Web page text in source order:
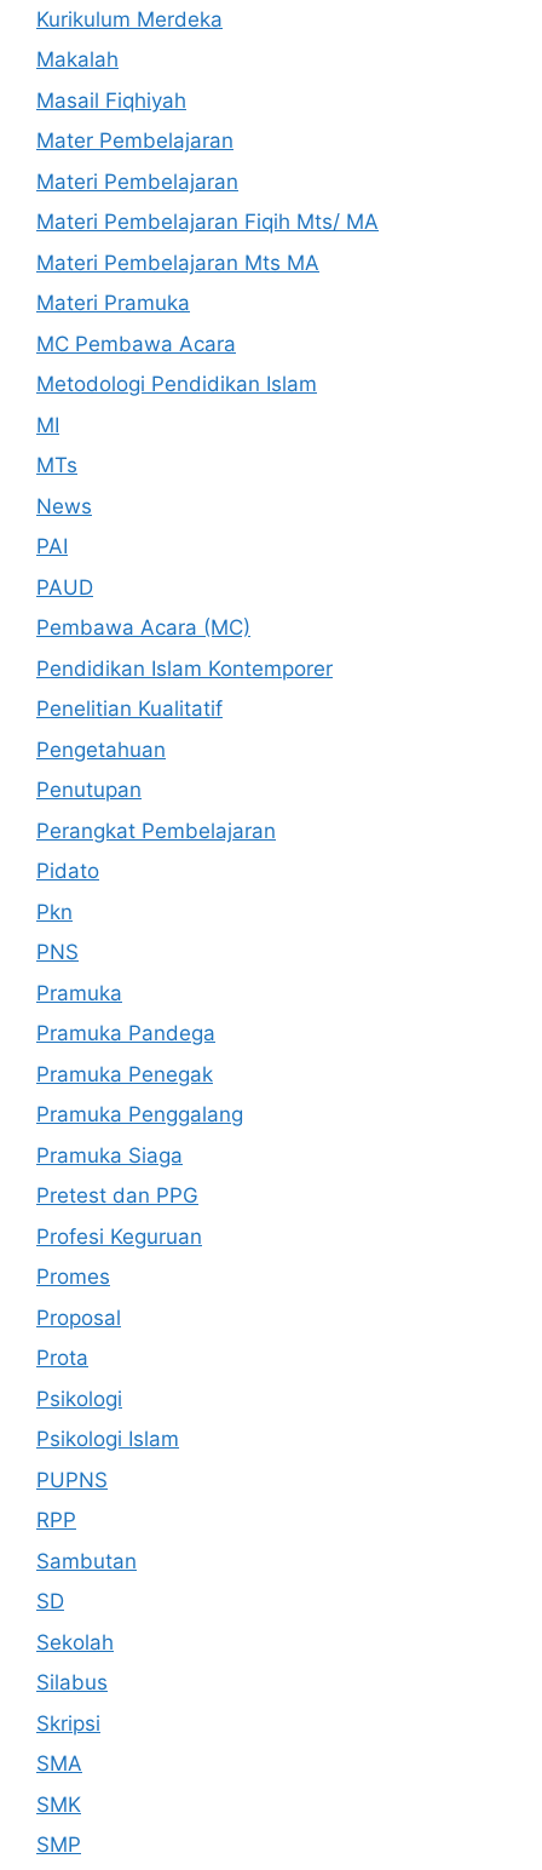
Kurikulum Merdeka
Makalah
Masail Fiqhiyah
Mater Pembelajaran
Materi Pembelajaran
Materi Pembelajaran Fiqih Mts/ MA
Materi Pembelajaran Mts MA
Materi Pramuka
MC Pembawa Acara
Metodologi Pendidikan Islam
MI
MTs
News
PAI
PAUD
Pembawa Acara (MC)
Pendidikan Islam Kontemporer
Penelitian Kualitatif
Pengetahuan
Penutupan
Perangkat Pembelajaran
Pidato
Pkn
PNS
Pramuka
Pramuka Pandega
Pramuka Penegak
Pramuka Penggalang
Pramuka Siaga
Pretest dan PPG
Profesi Keguruan
Promes
Proposal
Prota
Psikologi
Psikologi Islam
PUPNS
RPP
Sambutan
SD
Sekolah
Silabus
Skripsi
SMA
SMK
SMP